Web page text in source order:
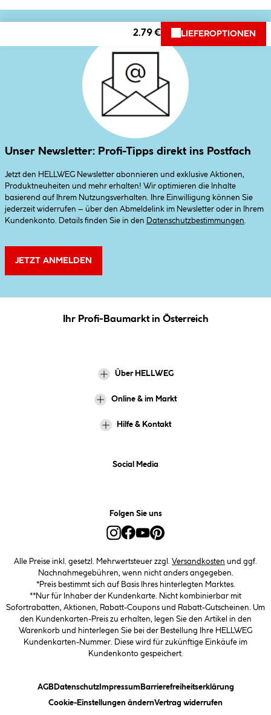
2.79 € LIEFEROPTIONEN
Unser Newsletter: Profi-Tipps direkt ins Postfach
Jetzt den HELLWEG Newsletter abonnieren und exklusive Aktionen,
Produktneuheiten und mehr erhalten! Wir optimieren die Inhalte
basierend auf Ihrem Nutzungsverhalten. Ihre Einwilligung können Sie
jederzeit widerrufen – über den Abmeldelink im Newsletter oder in Ihrem
Kundenkonto. Details finden Sie in den
Datenschutzbestimmungen
JETZT ANMELDEN
Ihr Profi-Baumarkt in Österreich
Über HELLWEG
Online & im Markt
Hilfe & Kontakt
Social Media
Folgen Sie uns
Alle Preise inkl. gesetzl. Mehrwertsteuer zzgl. Versandkosten und ggf.
Nachnahmegebühren, wenn nicht anders angegeben.
*Preis bestimmt sich auf Basis Ihres hinterlegten Marktes.
**Nur für Inhaber der Kundenkarte. Nicht kombinierbar mit
Sofortrabatten, Aktionen, Rabatt-Coupons und Rabatt-Gutscheinen. Um
den Kundenkarten-Preis zu erhalten, legen Sie den Artikel in den
Warenkorb und hinterlegen Sie bei der Bestellung Ihre HELLWEG
Kundenkarten-Nummer. Diese wird für zukünftige Einkäufe im
Kundenkonto gespeichert.
AGB(öffnet ein Dialogfeld)
Datenschutz(öffnet ein Dialogfeld)
Impressum(öffnet ein Dialogfeld)
Barrierefreiheitserklärung(öffnet
Cookie-Einstellungen ändern(öffnet ein Dialogfeld)
Vertrag widerrufen